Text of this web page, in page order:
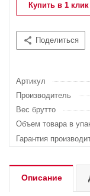
Купить в 1 клик
Поделиться
Артикул
Производитель
Вес брутто
Объем товара в
Гарантия
Описание